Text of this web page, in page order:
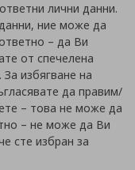
лични данни.
ние може да
– да Ви
от спечелена
избягване на
да правим/
– това не може да
– не може да Ви
сте избран за